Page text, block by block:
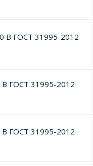
В ГОСТ 31995-2012
ГОСТ 31995-2012
ГОСТ 31995-2012